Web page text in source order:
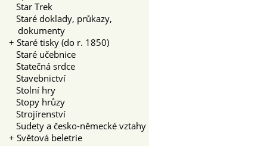
Star Trek
Staré doklady, průkazy,
dokumenty
+ Staré tisky (do r. 1850)
Staré učebnice
Statečná srdce
Stavebnictví
Stolní hry
Stopy hrůzy
Strojírenství
Sudety a česko-německé vztahy
+ Světová beletrie